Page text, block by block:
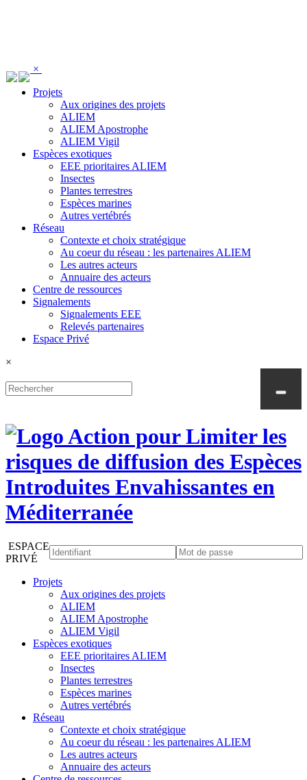
×
Projets
Aux origines des projets
ALIEM
ALIEM Apostrophe
ALIEM Vigil
Espèces exotiques
EEE prioritaires ALIEM
Insectes
Plantes terrestres
Espèces marines
Autres vertébrés
Réseau
Contexte et choix stratégique
Au coeur du réseau : les partenaires ALIEM
Les autres acteurs
Annuaire des acteurs
Centre de ressources
Signalements
Signalements EEE
Relevés partenaires
Espace Privé
×
ESPACE
PRIVÉ
Projets
Aux origines des projets
ALIEM
ALIEM Apostrophe
ALIEM Vigil
Espèces exotiques
EEE prioritaires ALIEM
Insectes
Plantes terrestres
Espèces marines
Autres vertébrés
Réseau
Contexte et choix stratégique
Au coeur du réseau : les partenaires ALIEM
Les autres acteurs
Annuaire des acteurs